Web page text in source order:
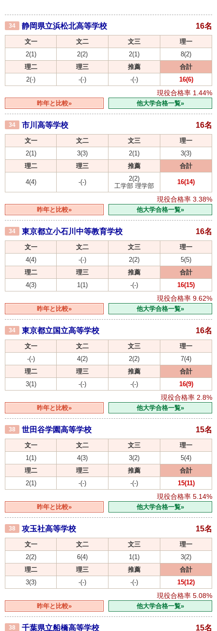
34 静岡県立浜松北高等学校 16名
文一 文二 文三
理一
2(1)
2(2) 2(1)
8(2)
理二
理三 推薦
合計
2(-)
-(-) -(-) 16(6)
現役合格率 1.44%
昨年と比較» 他大学合格一覧»
34 市川高等学校 16名
文一 文二 文三
理一
2(1)
3(3) 2(1)
3(3)
理二
理三 推薦 合計
4(4) -(-)
2(2)
工学部 理学部
16(14)
現役合格率 3.38%
昨年と比較» 他大学合格一覧»
34 東京都立小石川中等教育学校 16名
文一 文二 文三
理一
4(4)
-(-) 2(2)
5(5)
理二
理三 推薦
合計
4(3)
1(1) -(-) 16(15)
現役合格率 9.62%
昨年と比較» 他大学合格一覧»
34 東京都立国立高等学校 16名
文一 文二 文三
理一
-(-)
4(2) 2(2)
7(4)
理二
理三 推薦
合計
3(1)
-(-) -(-) 16(9)
現役合格率 2.8%
昨年と比較» 他大学合格一覧»
38 世田谷学園高等学校 15名
文一 文二 文三
理一
1(1)
4(3) 3(2)
5(4)
理二
理三 推薦
合計
2(1)
-(-) -(-) 15(11)
現役合格率 5.14%
昨年と比較» 他大学合格一覧»
38 攻玉社高等学校 15名
文一 文二 文三
理一
2(2)
6(4) 1(1)
3(2)
理二
理三 推薦
合計
3(3)
-(-) -(-) 15(12)
現役合格率 5.08%
昨年と比較» 他大学合格一覧»
38 千葉県立船橋高等学校 15名